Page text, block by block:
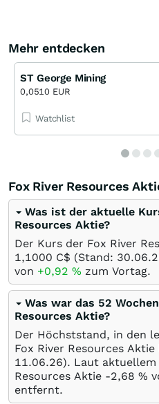
Mehr entdecken
ST George Mining
0,0510 EUR
Watchlist
Fox River Resources
Was ist der aktuelle
Resources Aktie?
Der Kurs der Fox River
1,1000 C$ (Stand:
von +0,92 % zum Vortag.
Was war das 52
Resources Aktie?
Der Höchststand, in den
Fox River Resources
11.06.26). Laut aktuellem
Resources Aktie -2,68 %
entfernt.